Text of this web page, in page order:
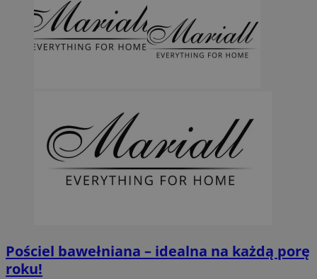
Pościel bawełniana – idealna na każdą porę
roku!